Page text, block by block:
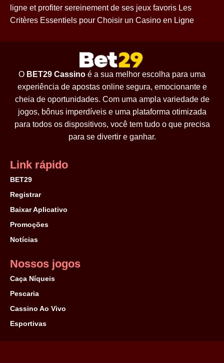
ligne et profiter sereinement de ses jeux favoris Les
Critères Essentiels pour Choisir un Casino en Ligne
O BET29 Cassino é a sua melhor escolha para uma
experiência de apostas online segura, emocionante e
cheia de oportunidades. Com uma ampla variedade de
jogos, bônus imperdíveis e uma plataforma otimizada
para todos os dispositivos, você tem tudo o que precisa
para se divertir e ganhar.
Link rápido
BET29
Registrar
Baixar Aplicativo
Promoções
Notícias
Nossos jogos
Caça Níqueis
Pescaria
Cassino Ao Vivo
Esportivas